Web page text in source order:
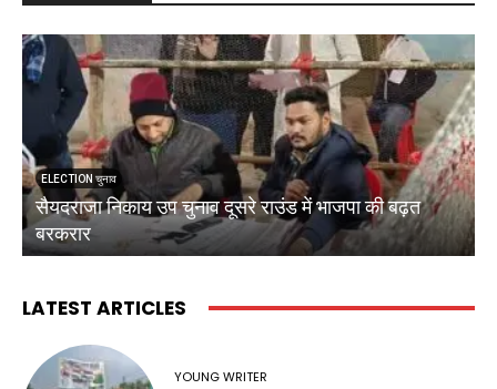
ELECTION चुनाव
सैयदराजा निकाय उप चुनाव दूसरे राउंड में भाजपा की बढ़त
बरकरार
LATEST ARTICLES
YOUNG WRITER